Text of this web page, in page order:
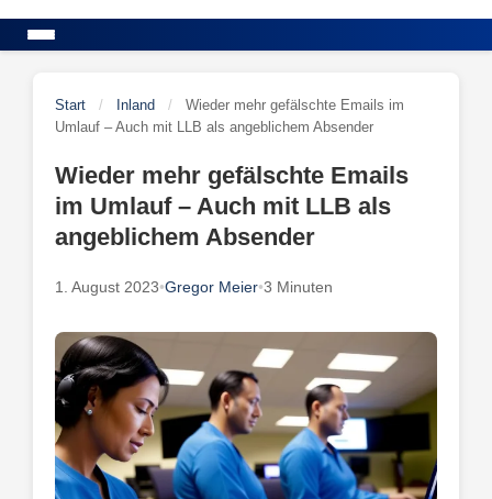
Start / Inland /
Wieder mehr gefälschte Emails im
Umlauf – Auch mit LLB als angeblichem Absender
Wieder mehr gefälschte Emails
im Umlauf – Auch mit LLB als
angeblichem Absender
1. August 2023•Gregor Meier•3 Minuten